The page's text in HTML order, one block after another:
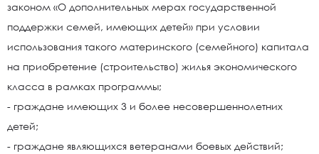
законом «О дополнительных мерах государственной
поддержки семей, имеющих детей» при условии
использования такого материнского (семейного) капитала
на приобретение (строительство) жилья экономического
класса в рамках программы;
- граждане имеющих 3 и более несовершеннолетних
детей;
- граждане являющихся ветеранами боевых действий;